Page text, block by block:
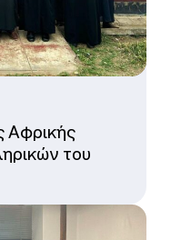
Αφρικής
του